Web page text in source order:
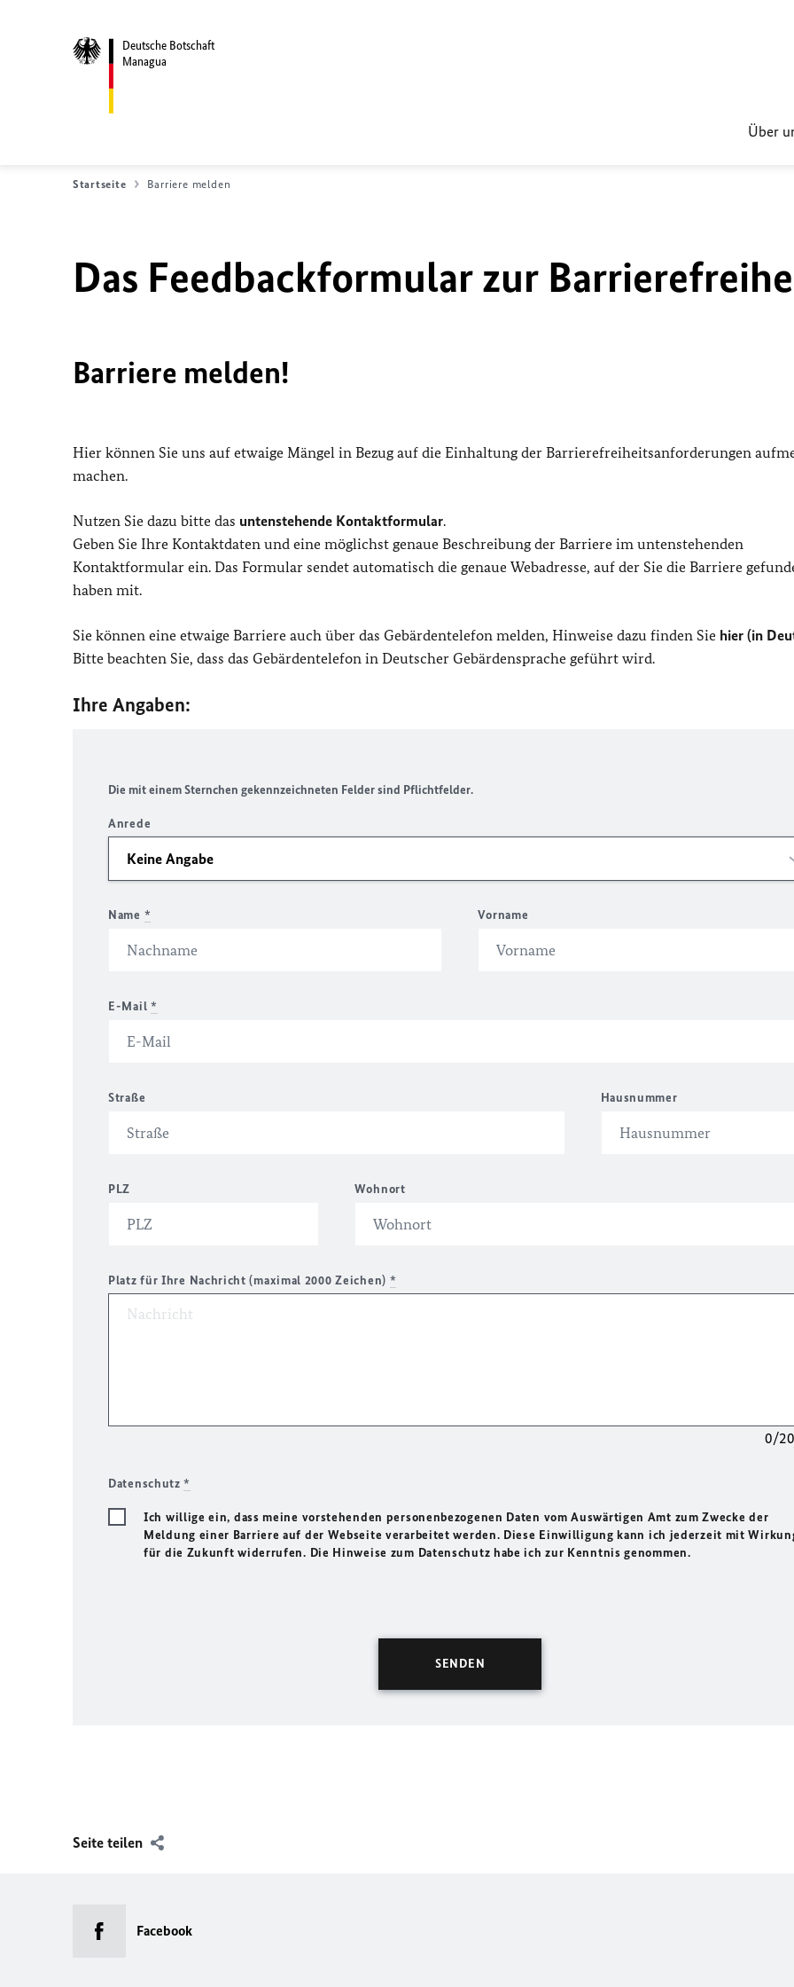
Deutsche Botschaft
Managua
Über
Startseite Barriere melden
Das Feedbackformular zur
Barriere melden!
Hier können Sie uns auf etwaige Mängel in Bezug auf die Einhaltung der Barrierefreiheitsanforderungen
machen.
Nutzen Sie dazu bitte das untenstehende Kontaktformular.
Geben Sie Ihre Kontaktdaten und eine möglichst genaue Beschreibung der Barriere im untenstehenden
Kontaktformular ein. Das Formular sendet automatisch die genaue Webadresse, auf der Sie die Barriere
haben mit.
Sie können eine etwaige Barriere auch über das Gebärdentelefon melden, Hinweise dazu finden Sie hier (in
Bitte beachten Sie, dass das Gebärdentelefon in Deutscher Gebärdensprache geführt wird.
Ihre Angaben:
Die mit einem Sternchen gekennzeichneten Felder sind Pflichtfelder.
Anrede
Name * Vorname
E-Mail *
Straße Hausnummer
PLZ Wohnort
Platz für Ihre Nachricht (maximal 2000 Zeichen) *
0/
Datenschutz*
Ich willige ein, dass meine vorstehenden personenbezogenen Daten vom Auswärtigen Amt zum Zwecke der
Meldung einer Barriere auf der Webseite verarbeitet werden. Diese Einwilligung kann ich jederzeit mit
für die Zukunft widerrufen. Die Hinweise zum Datenschutz habe ich zur Kenntnis genommen.
Seite teilen
Facebook